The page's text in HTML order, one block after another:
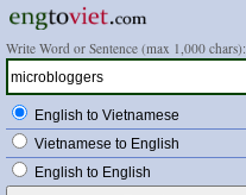
Write Word or Sentence (max 1,000 chars):
English to Vietnamese
Vietnamese to English
English to English